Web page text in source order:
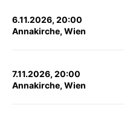
6.11.2026, 20:00
Annakirche, Wien
7.11.2026, 20:00
Annakirche, Wien